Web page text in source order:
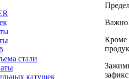
стали
катушек
Кроме